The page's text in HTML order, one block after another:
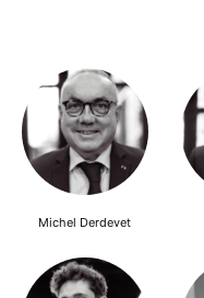
Michel Derdevet